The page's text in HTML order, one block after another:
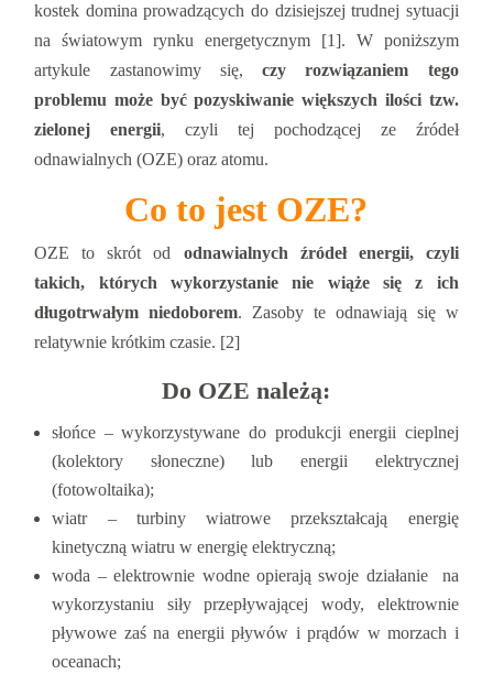
kostek domina prowadzących do dzisiejszej trudnej sytuacji
na światowym rynku energetycznym [1]. W poniższym
artykule zastanowimy się,czy rozwiązaniem tego
problemu może być pozyskiwanie większych ilości tzw.
zielonej energii, czyli tej pochodzącej ze źródeł
odnawialnych (OZE) oraz atomu.
Co to jest OZE?
OZE to skrót od odnawialnych źródeł energii, czyli
takich, których wykorzystanie nie wiąże się z ich
długotrwałym niedoborem. Zasoby te odnawiają się w
relatywnie krótkim czasie. [2]
Do OZE należą:
słońce ‒ wykorzystywane do produkcji energii cieplnej
(kolektory słoneczne) lub energii elektrycznej
(fotowoltaika);
wiatr ‒ turbiny wiatrowe przekształcają energię
kinetyczną wiatru w energię elektryczną;
woda ‒ elektrownie wodne opierają swoje działanie na
wykorzystaniu siły przepływającej wody, elektrownie
pływowe zaś na energii pływów i prądów w morzach i
oceanach;